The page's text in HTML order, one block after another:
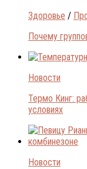
Здоровье /
Почему
Новости
Термо Кинг:
условиях
Новости